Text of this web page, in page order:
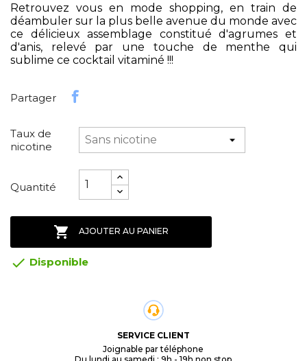
Retrouvez vous en mode shopping, en train de
déambuler sur la plus belle avenue du monde avec
ce délicieux assemblage constitué d'agrumes et
d'anis, relevé par une touche de menthe qui
sublime ce cocktail vitaminé !!!
Partager
Taux de
nicotine
Quantité
 AJOUTER AU PANIER
 Disponible
SERVICE CLIENT
Joignable par téléphone